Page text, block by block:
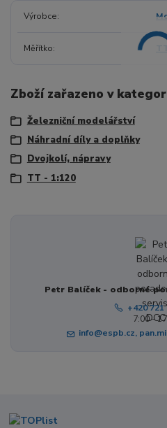
Výrobce
Měřítko
Zboží zařazeno v
Železniční modelářství
Náhradní díly a doplňky
Dvojkolí, nápravy
TT - 1:120
Petr Balíček - odborné
+420 721
7:00 -
info@espb.cz,